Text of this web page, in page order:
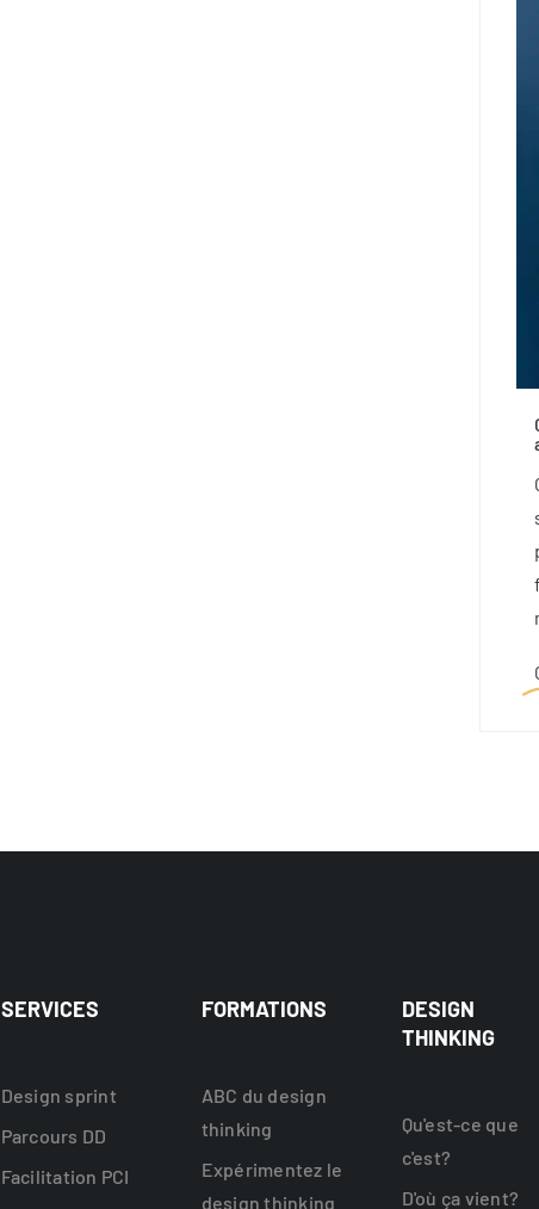
SERVICES
Design sprint
Parcours DD
Facilitation PCI
FORMATIONS
ABC du design
thinking
Expérimentez le
design thinking
DESIGN
THINKING
Qu'est-ce que
c'est?
D'où ça vient?